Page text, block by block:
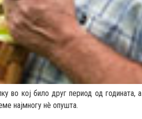
во кој било друг период од годината,
најмногу нè опушта.